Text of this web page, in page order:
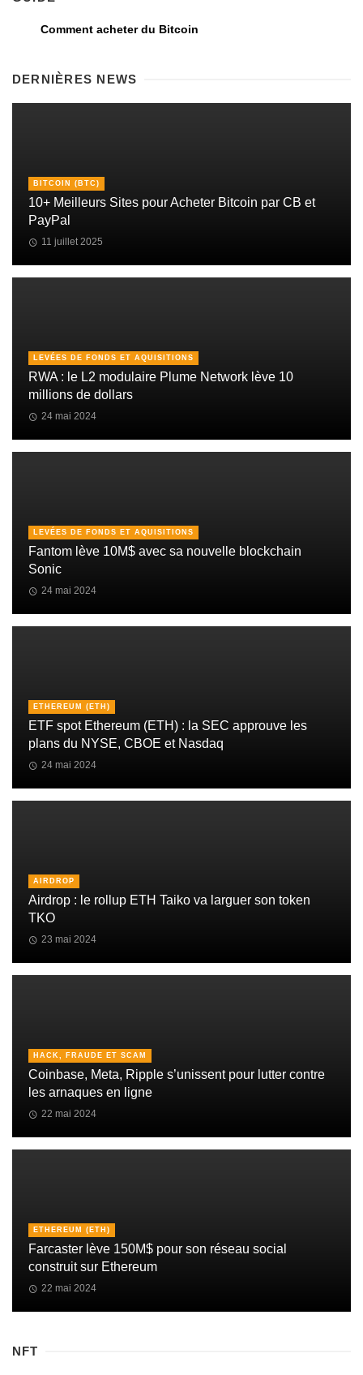
Comment acheter du Bitcoin
DERNIÈRES NEWS
BITCOIN (BTC)
10+ Meilleurs Sites pour Acheter Bitcoin par CB et
PayPal
11 juillet 2025
LEVÉES DE FONDS ET AQUISITIONS
RWA : le L2 modulaire Plume Network lève 10
millions de dollars
24 mai 2024
LEVÉES DE FONDS ET AQUISITIONS
Fantom lève 10M$ avec sa nouvelle blockchain
Sonic
24 mai 2024
ETHEREUM (ETH)
ETF spot Ethereum (ETH) : la SEC approuve les
plans du NYSE, CBOE et Nasdaq
24 mai 2024
AIRDROP
Airdrop : le rollup ETH Taiko va larguer son token
TKO
23 mai 2024
HACK, FRAUDE ET SCAM
Coinbase, Meta, Ripple s’unissent pour lutter contre
les arnaques en ligne
22 mai 2024
ETHEREUM (ETH)
Farcaster lève 150M$ pour son réseau social
construit sur Ethereum
22 mai 2024
NFT